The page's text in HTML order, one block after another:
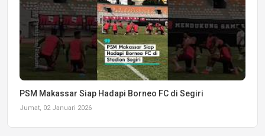
PSM Makassar Siap Hadapi Borneo FC di Segiri
Jumat, 02 Januari 2026